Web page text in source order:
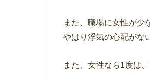
また、職場に女性が少
やはり浮気の心配がな
また、女性なら1度は